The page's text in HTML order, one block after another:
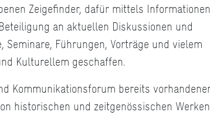
Zeigefinder, dafür mittels
an aktuellen Diskussionen und
Führungen, Vorträge und vielem
Kulturellem geschaffen.
Kommunikationsforum bereits
historischen und zeitgenössischen Werken